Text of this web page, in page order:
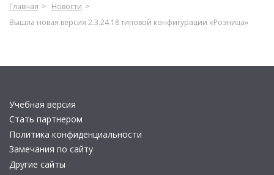
Главная
Новости
Вышла новая версия 2.3.24.18 типовой конфигурации «Розница»
Учебная версия
Стать партнером
Политика конфиденциальности
Замечания по сайту
Другие сайты